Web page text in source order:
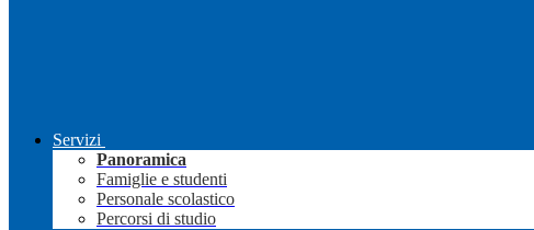
Servizi
Panoramica
Famiglie e studenti
Personale scolastico
Percorsi di studio